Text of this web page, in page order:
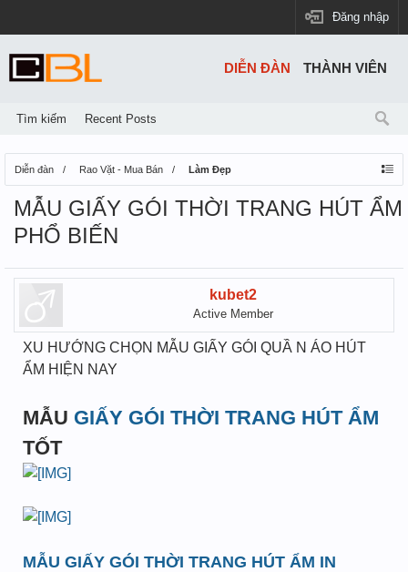
Đăng nhập
Diễn đàn Rao Vặt - Mua Bán Làm Đẹp
MẪU GIẤY GÓI THỜI TRANG HÚT ẨM
PHỔ BIẾN
kubet2
Active Member
XU HƯỚNG CHỌN MẪU GIẤY GÓI QUẦ N ÁO HÚT
ẨM HIỆN NAY
MẪU GIẤY GÓI THỜI TRANG HÚT ẨM
TỐT
MẪU GIẤY GÓI THỜI TRANG HÚT ẨM IN
DIỄN ĐÀN
Tìm kiếm Recent Posts
THÀNH VIÊN